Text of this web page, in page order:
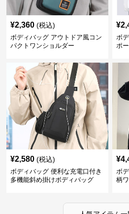
¥2,360 (税込)
ボディバッグ アウトドア風コン
パクトワンショルダー
¥
ボ
ポ
¥2,580 (税込)
ボディバッグ 便利な充電口付き
多機能斜め掛けボディバッグ
¥
ボ
柄